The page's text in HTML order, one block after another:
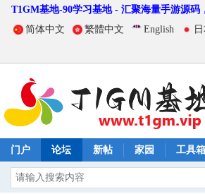
T1GM基地-90学习基地 - 汇聚海量手游源码
简体中文
繁體中文 English
门户 论坛 新帖 家园 工具箱